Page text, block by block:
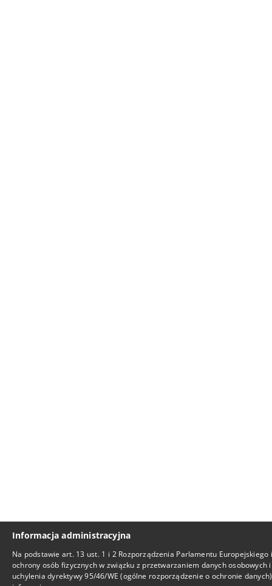
Informacja administracyjna
Na podstawie art. 13 ust. 1 i 2 Rozporządzenia Parlamentu
ochrony osób fizycznych w związku z przetwarzaniem danych
uchylenia dyrektywy 95/46/WE (ogólne rozporządzenie o ochronie